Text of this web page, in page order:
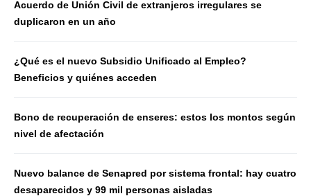
Acuerdo de Unión Civil de extranjeros irregulares se
duplicaron en un año
¿Qué es el nuevo Subsidio Unificado al Empleo?
Beneficios y quiénes acceden
Bono de recuperación de enseres: estos los montos según
nivel de afectación
Nuevo balance de Senapred por sistema frontal: hay cuatro
desaparecidos y 99 mil personas aisladas